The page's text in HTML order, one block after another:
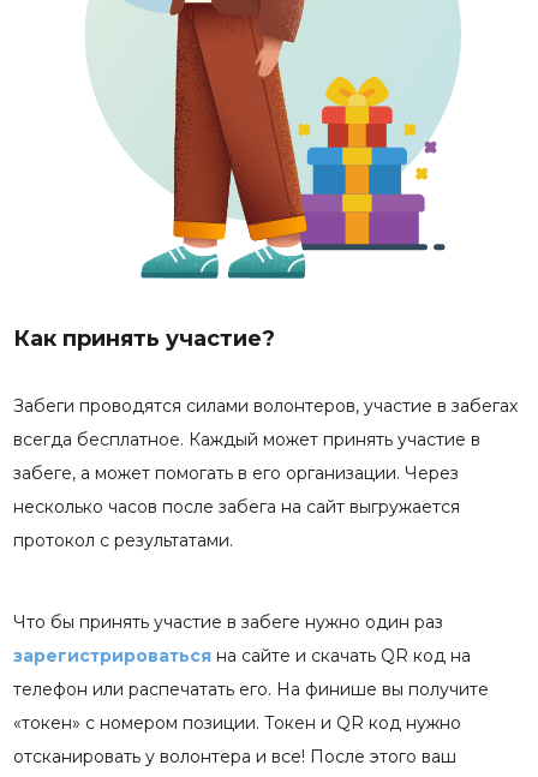
Как принять участие?
Забеги проводятся силами волонтеров, участие в забегах
всегда бесплатное. Каждый может принять участие в
забеге, а может помогать в его организации. Через
несколько часов после забега на сайт выгружается
протокол с результатами.
Что бы принять участие в забеге нужно один раз
зарегистрироваться на сайте и скачать QR код на
телефон или распечатать его. На финише вы получите
«токен» с номером позиции. Токен и QR код нужно
отсканировать у волонтера и все! После этого ваш